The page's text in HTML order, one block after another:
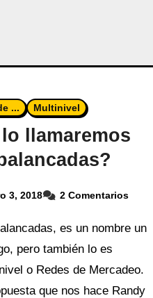
... Multinivel
llamaremos
3, 2018 2 Comentarios
es un nombre un
pero también lo es
o Redes de Mercadeo.
que nos hace Randy